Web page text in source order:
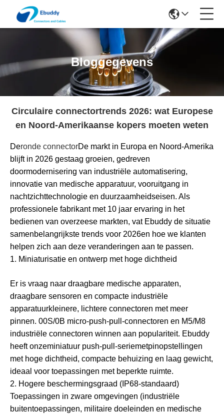
Bloggegevens
Circulaire connectortrends 2026: wat Europese
en Noord-Amerikaanse kopers moeten weten
Deronde connectorDe markt in Europa en Noord-Amerika
blijft in 2026 gestaag groeien, gedreven
doormodernisering van industriële automatisering,
innovatie van medische apparatuur, vooruitgang in
nachtzichttechnologie en duurzaamheidseisen. Als
professionele fabrikant met 10 jaar ervaring in het
bedienen van overzeese markten, vat Ebuddy de situatie
samenbelangrijkste trends voor 2026en hoe we klanten
helpen zich aan deze veranderingen aan te passen.
1. Miniaturisatie en ontwerp met hoge dichtheid
Er is vraag naar draagbare medische apparaten,
draagbare sensoren en compacte industriële
apparatuurkleinere, lichtere connectoren met meer
pinnen. 00S/0B micro-push-pull-connectoren en M5/M8
industriële connectoren winnen aan populariteit. Ebuddy
heeft onzeminiatuur push-pull-seriemetpinopstellingen
met hoge dichtheid, compacte behuizing en laag gewicht,
ideaal voor toepassingen met beperkte ruimte.
2. Hogere beschermingsgraad (IP68-standaard)
Toepassingen in zware omgevingen (industriële
buitentoepassingen, militaire doeleinden en medische